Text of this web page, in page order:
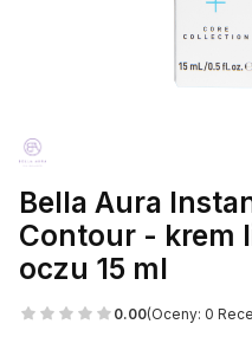
Bella Aura
Contour - krem
oczu 15 ml
0.00(Oceny: 0